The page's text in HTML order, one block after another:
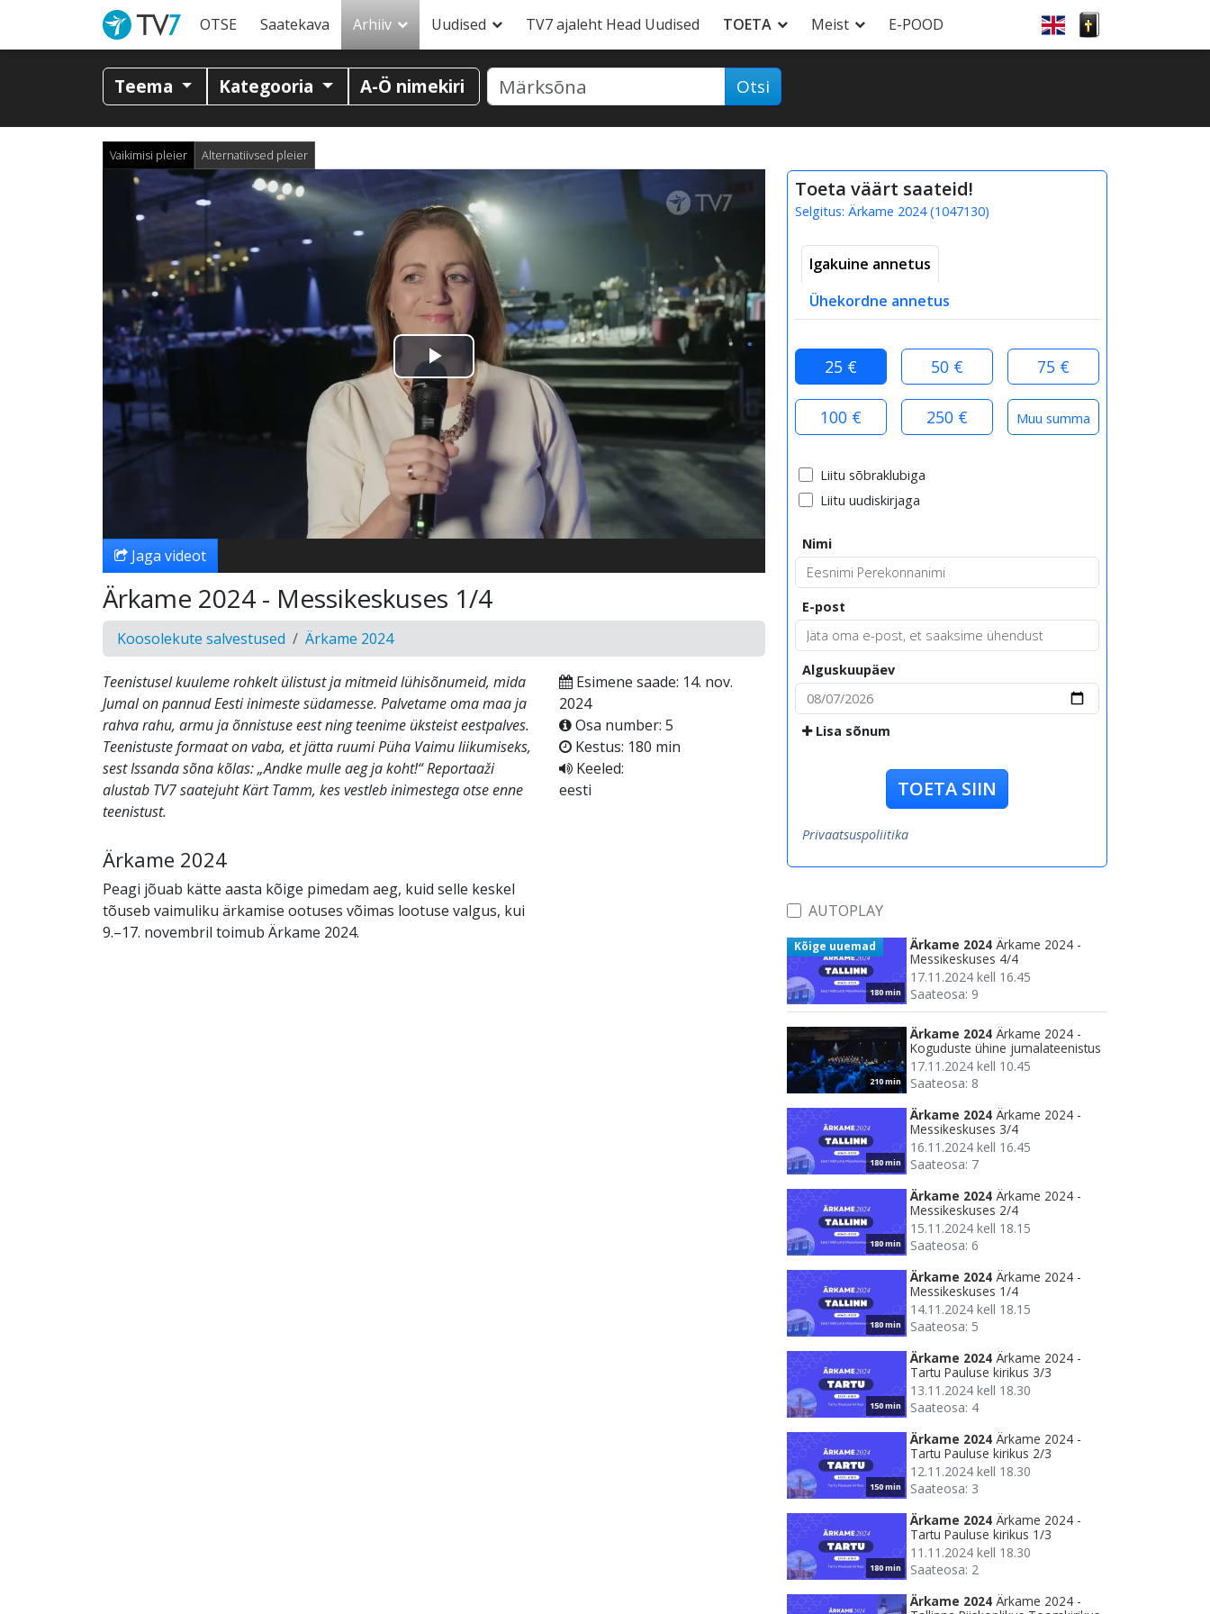
OTSE Saatekava Arhiiv Uudised TV7 ajaleht Head Uudised TOETA Meist E-POOD
Teema Kategooria A-Ö nimekiri Otsi
Vaikimisi pleier Alternatiivsed pleier
Esita
video
Jaga videot
Ärkame 2024 - Messikeskuses 1/4
Koosolekute salvestused Ärkame 2024
Teenistusel kuuleme rohkelt ülistust ja mitmeid lühisõnumeid, mida
Jumal on pannud Eesti inimeste südamesse. Palvetame oma maa ja
rahva rahu, armu ja õnnistuse eest ning teenime üksteist eestpalves.
Teenistuste formaat on vaba, et jätta ruumi Püha Vaimu liikumiseks,
sest Issanda sõna kõlas: „Andke mulle aeg ja koht!“ Reportaaži
alustab TV7 saatejuht Kärt Tamm, kes vestleb inimestega otse enne
teenistust.
Ärkame 2024
Peagi jõuab kätte aasta kõige pimedam aeg, kuid selle keskel
tõuseb vaimuliku ärkamise ootuses võimas lootuse valgus, kui
9.–17. novembril toimub Ärkame 2024.
Esimene saade: 14. nov.
2024
Osa number: 5
Kestus: 180 min
Keeled:
eesti
Toeta väärt saateid!
Selgitus: Ärkame 2024(1047130)
Igakuine annetus
Ühekordne annetus
25 € 50 € 75 €
100 € 250 €
Liitu sõbraklubiga
Liitu uudiskirjaga
Nimi
E-post
Alguskuupäev
Lisa sõnum
TOETA SIIN
Privaatsuspoliitika
AUTOPLAY
180 min
Kõige uuemad Ärkame 2024 Ärkame 2024 -
Messikeskuses 4/4
17.11.2024 kell 16.45
Saateosa: 9
210 min
Ärkame 2024 Ärkame 2024 -
Koguduste ühine jumalateenistus
17.11.2024 kell 10.45
Saateosa: 8
180 min
Ärkame 2024 Ärkame 2024 -
Messikeskuses 3/4
16.11.2024 kell 16.45
Saateosa: 7
180 min
Ärkame 2024 Ärkame 2024 -
Messikeskuses 2/4
15.11.2024 kell 18.15
Saateosa: 6
180 min
Ärkame 2024 Ärkame 2024 -
Messikeskuses 1/4
14.11.2024 kell 18.15
Saateosa: 5
150 min
Ärkame 2024 Ärkame 2024 -
Tartu Pauluse kirikus 3/3
13.11.2024 kell 18.30
Saateosa: 4
150 min
Ärkame 2024 Ärkame 2024 -
Tartu Pauluse kirikus 2/3
12.11.2024 kell 18.30
Saateosa: 3
180 min
Ärkame 2024 Ärkame 2024 -
Tartu Pauluse kirikus 1/3
11.11.2024 kell 18.30
Saateosa: 2
Ärkame 2024 Ärkame 2024 -